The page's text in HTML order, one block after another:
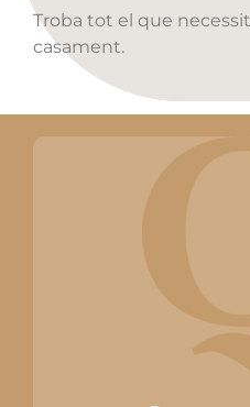
Troba tot el que
casament.